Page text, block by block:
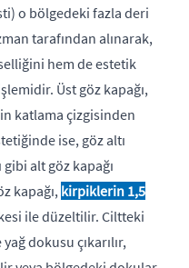
o bölgedeki fazla deri
tarafından alınarak,
hem de estetik
Üst göz kapağı,
katlama çizgisinden
ise, göz altı
gibi alt göz kapağı
kapağı, kirpiklerin 1,5
ile düzeltilir. Ciltteki
dokusu çıkarılır,